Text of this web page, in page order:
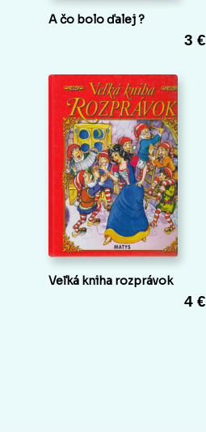
A čo bolo ďalej ?
3 €
Veľká kniha rozprávok
4 €